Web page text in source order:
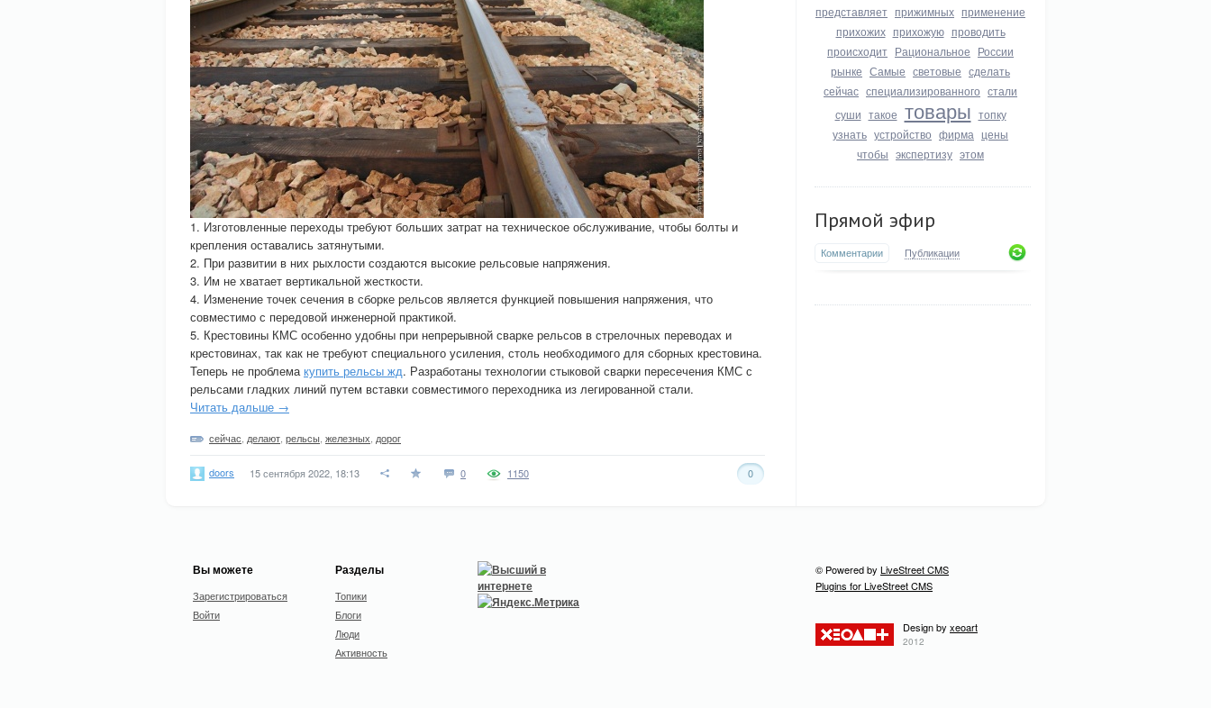
представляет прижимных применение
прихожих прихожую проводить
происходит Рациональное России
рынке Самые световые сделать
сейчас специализированного стали
суши такое товары топку
узнать устройство фирма цены
чтобы экспертизу этом
Прямой эфир
Комментарии Публикации
1. Изготовленные переходы требуют больших затрат на техническое обслуживание, чтобы болты и
крепления оставались затянутыми.
2. При развитии в них рыхлости создаются высокие рельсовые напряжения.
3. Им не хватает вертикальной жесткости.
4. Изменение точек сечения в сборке рельсов является функцией повышения напряжения, что
совместимо с передовой инженерной практикой.
5. Крестовины КМС особенно удобны при непрерывной сварке рельсов в стрелочных переводах и
крестовинах, так как не требуют специального усиления, столь необходимого для сборных крестовина.
Теперь не проблемакупить рельсы жд. Разработаны технологии стыковой сварки пересечения КМС с
рельсами гладких линий путем вставки совместимого переходника из легированной стали.
Читать дальше →
сейчас делают рельсы железных дорог
doors 15 сентября 2022, 18:13 0 0
1150
Вы можете
Зарегистрироваться
Войти
Разделы
Топики
Блоги
Люди
Активность
© Powered by LiveStreet CMS
Plugins for LiveStreet CMS
Design by xeoart
2012